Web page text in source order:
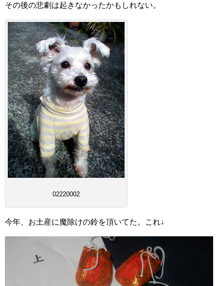
その後の悲劇は起きなかったかもしれない。
02220002
今年、お土産に魔除けの鈴を頂いてた。これ↓